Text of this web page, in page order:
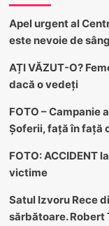
Apel urgent al
este nevoie de
AȚI VĂZUT-O?
dacă o vedeți
FOTO – Campanie
Șoferii, față în față
FOTO: ACCIDENT
victime
Satul Izvoru Rece
sărbătoare. Robert